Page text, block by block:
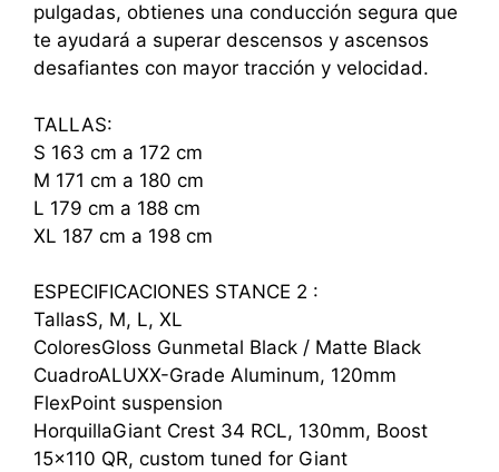
pulgadas, obtienes una conducción segura que
te ayudará a superar descensos y ascensos
desafiantes con mayor tracción y velocidad.
TALLAS:
S 163 cm a 172 cm
M 171 cm a 180 cm
L 179 cm a 188 cm
XL 187 cm a 198 cm
ESPECIFICACIONES STANCE 2 :
TallasS, M, L, XL
ColoresGloss Gunmetal Black / Matte Black
CuadroALUXX-Grade Aluminum, 120mm
FlexPoint suspension
HorquillaGiant Crest 34 RCL, 130mm, Boost
15×110 QR, custom tuned for Giant